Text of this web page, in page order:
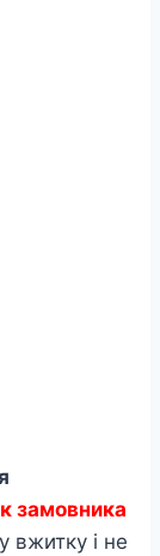
замовника
вжитку і не